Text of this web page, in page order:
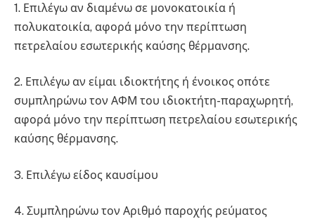
1. Επιλέγω αν διαμένω σε μονοκατοικία ή
πολυκατοικία, αφορά μόνο την περίπτωση
πετρελαίου εσωτερικής καύσης θέρμανσης.
2. Επιλέγω αν είμαι ιδιοκτήτης ή ένοικος οπότε
συμπληρώνω τον ΑΦΜ του ιδιοκτήτη-παραχωρητή,
αφορά μόνο την περίπτωση πετρελαίου εσωτερικής
καύσης θέρμανσης.
3. Επιλέγω είδος καυσίμου
4. Συμπληρώνω τον Αριθμό παροχής ρεύματος